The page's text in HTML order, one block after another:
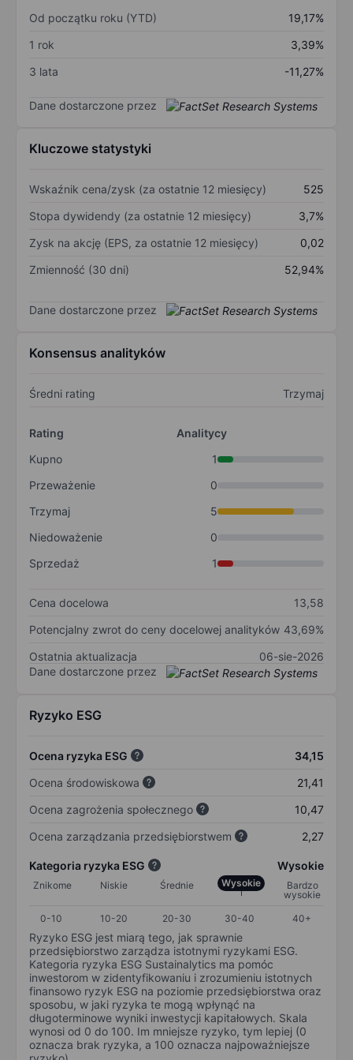
Od początku roku (YTD)
19,17%
1 rok
3,39%
3 lata
-11,27%
Dane dostarczone przez
Kluczowe statystyki
Wskaźnik cena/zysk (za ostatnie 12 miesięcy)
525
Stopa dywidendy (za ostatnie 12 miesięcy)
3,7%
Zysk na akcję (EPS, za ostatnie 12 miesięcy)
0,02
Zmienność (30 dni)
52,94%
Dane dostarczone przez
Konsensus analityków
Średni rating Trzymaj
Rating
Analitycy
Kupno
1
Przeważenie
0
Trzymaj
5
Niedoważenie
0
Sprzedaż
1
Cena docelowa
13,58
Potencjalny zwrot do ceny docelowej analityków 43,69%
Ostatnia aktualizacja
06-sie-2026
Dane dostarczone przez
Ryzyko ESG
Ocena ryzyka ESG
34,15
Ocena środowiskowa
21,41
Ocena zagrożenia społecznego
10,47
Ocena zarządzania przedsiębiorstwem
2,27
Kategoria ryzyka ESG Wysokie
Znikome Niskie Średnie Wysokie
Bardzo
wysokie
0-10
10-20 20-30 30-40 40+
Ryzyko ESG jest miarą tego, jak sprawnie
przedsiębiorstwo zarządza istotnymi ryzykami ESG.
Kategoria ryzyka ESG Sustainalytics ma pomóc
inwestorom w zidentyfikowaniu i zrozumieniu istotnych
finansowo ryzyk ESG na poziomie przedsiębiorstwa oraz
sposobu, w jaki ryzyka te mogą wpłynąć na
długoterminowe wyniki inwestycji kapitałowych. Skala
wynosi od 0 do 100. Im mniejsze ryzyko, tym lepiej (0
oznacza brak ryzyka, a 100 oznacza najpoważniejsze